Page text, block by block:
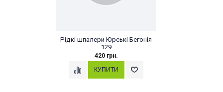
Рідкі шпалери Юрські Бегонія
129
420 грн.